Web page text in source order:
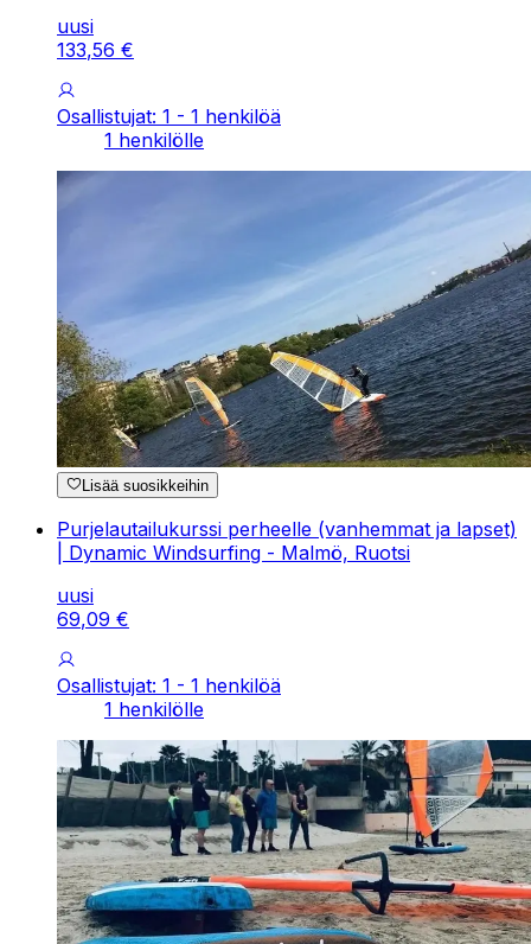
uusi
133,56 €
Osallistujat: 1 - 1 henkilöä
1 henkilölle
Lisää suosikkeihin
Purjelautailukurssi perheelle (vanhemmat ja lapset)
| Dynamic Windsurfing - Malmö, Ruotsi
uusi
69,09 €
Osallistujat: 1 - 1 henkilöä
1 henkilölle